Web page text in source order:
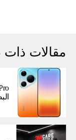
مقالات